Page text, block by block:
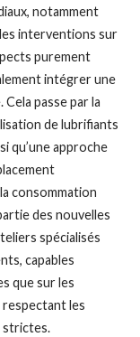
notamment
interventions sur
purement
intégrer une
passe par la
de lubrifiants
qu’une approche
consommation
des nouvelles
spécialisés
capables
que sur les
les
strictes.